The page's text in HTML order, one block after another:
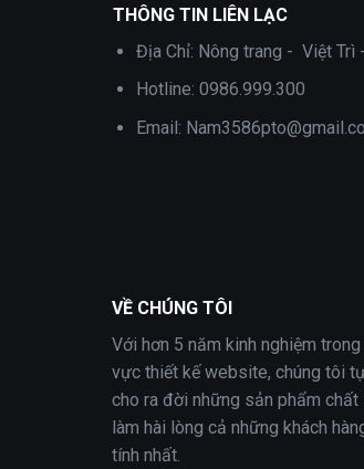
THÔNG TIN LIÊN LẠC
Địa Chỉ: Nông trang - Việt Trì
Hotline: 0986.999.300
Email:
VỀ CHÚNG TÔI
Với hơn 5 năm kinh nghiệm trong
vực thiết kế website, chúng tôi
cho ra đời những sản phẩm chất
làm hài lòng cả những khách
tính nhất.